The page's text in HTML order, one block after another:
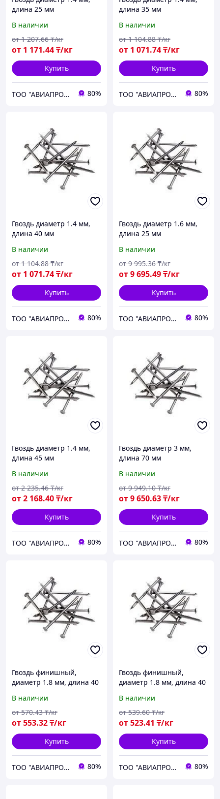
длина 25 мм
В наличии
от 1 171.44₸/кг
от 1 207.66 ₸/кг
Купить
ТОО "АВИАПРОМСТАЛЬ" 80%
длина 35 мм
В наличии
от 1 071.74₸/кг
от 1 104.88 ₸/кг
Купить
ТОО "АВИАПРОМСТАЛЬ" 80%
Гвоздь диаметр 1.4 мм,
длина 40 мм
В наличии
от 1 071.74₸/кг
от 1 104.88 ₸/кг
Купить
ТОО "АВИАПРОМСТАЛЬ" 80%
Гвоздь диаметр 1.6 мм,
длина 25 мм
В наличии
от9 695.49₸/кг
от 9 995.36 ₸/кг
Купить
ТОО "АВИАПРОМСТАЛЬ" 80%
Гвоздь диаметр 1.4 мм,
длина 45 мм
В наличии
от2 168.40₸/кг
от 2 235.46 ₸/кг
Купить
ТОО "АВИАПРОМСТАЛЬ" 80%
Гвоздь диаметр 3 мм,
длина 70 мм
В наличии
от9 650.63₸/кг
от 9 949.10 ₸/кг
Купить
ТОО "АВИАПРОМСТАЛЬ" 80%
Гвоздь финишный,
диаметр 1.8 мм, длина 40
В наличии
от553.32₸/кг
от 570.43 ₸/кг
Купить
ТОО "АВИАПРОМСТАЛЬ" 80%
Гвоздь финишный,
диаметр 1.8 мм, длина 40
В наличии
от523.41 ₸/кг
от 539.60 ₸/кг
Купить
ТОО "АВИАПРОМСТАЛЬ" 80%